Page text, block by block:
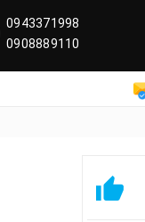
0943371998
0908889110